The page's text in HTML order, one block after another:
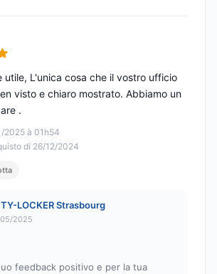
2025 à 01h54
di 26/12/2024
utile, L'unica cosa che il vostro ufficio
visto e chiaro mostrato. Abbiamo un
.
LOCKER Strasbourg
2025
feedback positivo e per la tua